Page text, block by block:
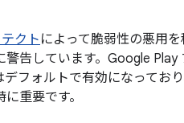
クト によって脆弱性の悪用
告しています。Google Play
フォルトで有効になってお
重要です。